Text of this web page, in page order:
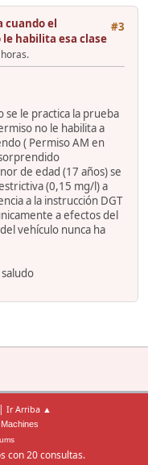
#3
cuando el
habilita esa clase
se le practica la prueba
no le habilita a
( Permiso AM en
de edad (17 años) se
(0,15 mg/l) a
a la instrucción DGT
a efectos del
vehículo nunca ha
| Ir Arriba ▲
con 20 consultas.